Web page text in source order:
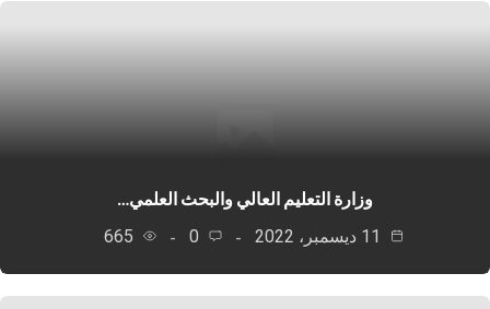
وزارة التعليم العالي والبحث العلمي…
0
665